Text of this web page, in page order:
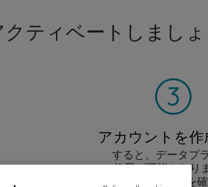
ティベートしまし
アカウントを作
すると、データプ
使用が可能となり
外出先 から残高を確